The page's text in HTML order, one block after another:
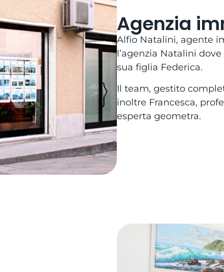
Agenzia
Alfio Natalini, agente
l’agenzia Natalini
sua figlia Federica.
Il team, gestito
inoltre Francesca,
esperta geometra.